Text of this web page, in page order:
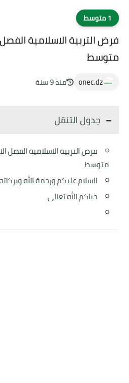
1 متوسط
فرض التربية الاسلامية
متوسط
onec.dz منذ 9 سنة
جدول التنقل
فرض التربية الاسلامية الفصل
متوسط
السلام عليكم ورحمة الله
حياكم الله تعالى